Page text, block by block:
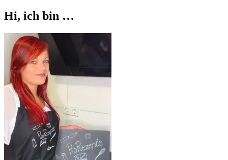
Hi, ich bin …